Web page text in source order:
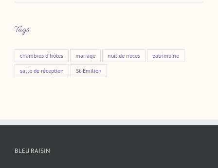
Tags
chambres d'hôtes mariage nuit de noces patrimoine
salle de réception St-Emilion
BLEU RAISIN